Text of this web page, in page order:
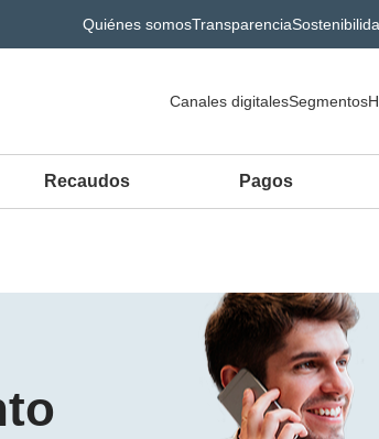
Quiénes somosTransparencia
Canales digitalesSegmentos
Recaudos Pagos